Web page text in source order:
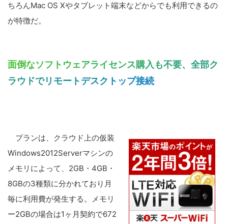
ちろんMac OS Xやタブレット端末などからでも利用できるの
が特徴だ。
面倒なソフトウェアライセンス購入も不要、全部ク
ラウドでリモートデスクトップ接続
プランは、クラウド上の仮装
Windows2012Serverマシンの
メモリによって、2GB・4GB・
8GBの3種類に分かれており月
毎に利用費が発生する。メモリ
ー2GBの場合は1ヶ月契約で672